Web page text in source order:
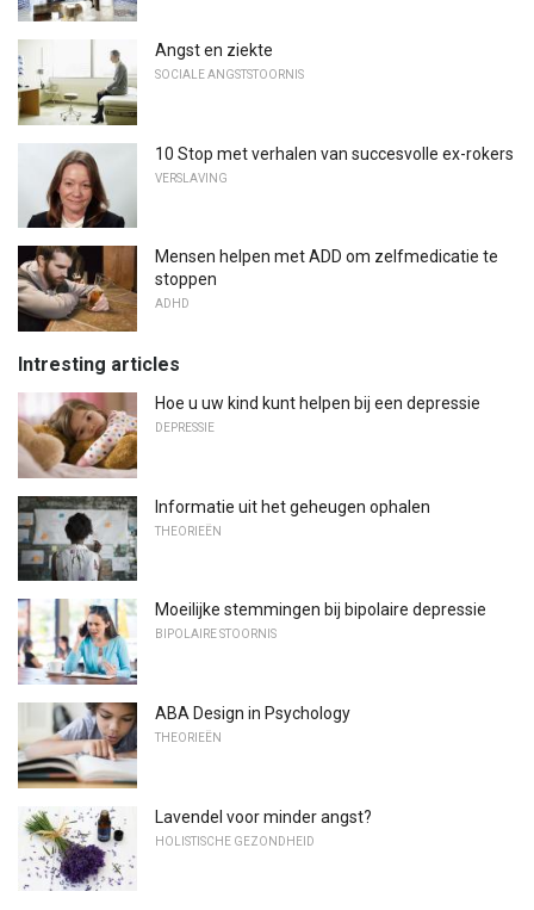
Angst en ziekte
SOCIALE ANGSTSTOORNIS
10 Stop met verhalen van succesvolle ex-rokers
VERSLAVING
Mensen helpen met ADD om zelfmedicatie te
stoppen
ADHD
Intresting articles
Hoe u uw kind kunt helpen bij een depressie
DEPRESSIE
Informatie uit het geheugen ophalen
THEORIEËN
Moeilijke stemmingen bij bipolaire depressie
BIPOLAIRE STOORNIS
ABA Design in Psychology
THEORIEËN
Lavendel voor minder angst?
HOLISTISCHE GEZONDHEID